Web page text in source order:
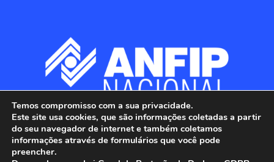
Temos compromisso com a sua privacidade.
Este site usa cookies, que são informações coletadas a partir
do seu navegador de internet e também coletamos
informações através de formulários que você pode
preencher.